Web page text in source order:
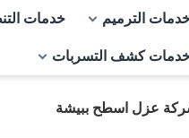
الترميم خدمات
كشف التسربات
عزل اسطح ببيشة